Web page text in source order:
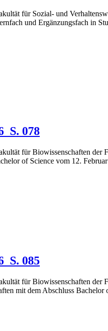
für Sozial- und
und Ergänzungsfach in
078
für Biowissenschaften
of Science vom 12.
085
für Biowissenschaften
mit dem Abschluss